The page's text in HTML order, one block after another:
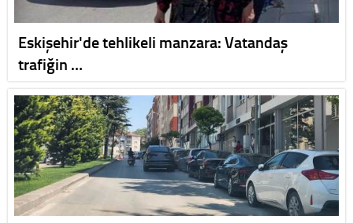
Eskişehir'de tehlikeli manzara: Vatandaş
trafiğin …